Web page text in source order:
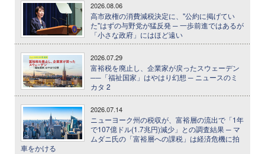
2026.08.06
高市政権の消費減税決定に、"公約に掲げてい
た"はずの与野党が猛反発 ─ 一歩前進ではあるが
「小さな政府」にはほど遠い
2026.07.29
富裕税を廃止し、企業家が戻ったスウェーデン
──「福祉国家」はやはり幻想 ─ ニュースのミ
カタ 2
2026.07.14
ニューヨーク州の税収が、富裕層の流出で「1年
で107億ドル(1.7兆円)減少」との調査結果 ─ マ
ムダニ氏の「富裕層への課税」は経済危機に拍
車をかける